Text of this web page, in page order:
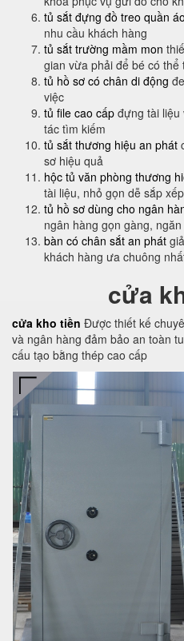
tủ sắt đựng đồ treo quần áo
nhu cầu khách hàng
tủ sắt trường mầm mon
gian vừa phải để bé có thể
tủ hồ sơ có chân di động
việc
tủ file cao cấp đựng tài liệu
tác tìm kiếm
tủ sắt thương hiệu an phát
sơ hiệu quả
hộc tủ văn phòng thương
tài liệu, nhỏ gọn dễ sắp
tủ hồ sơ dùng cho ngân
ngân hàng gọn gàng,
bàn có chân sắt an phát
khách hàng ưa chuông
cửa
cửa kho tiền Được thiết kế
và ngân hàng đảm bảo an toàn
cấu tạo bằng thép cao cấp